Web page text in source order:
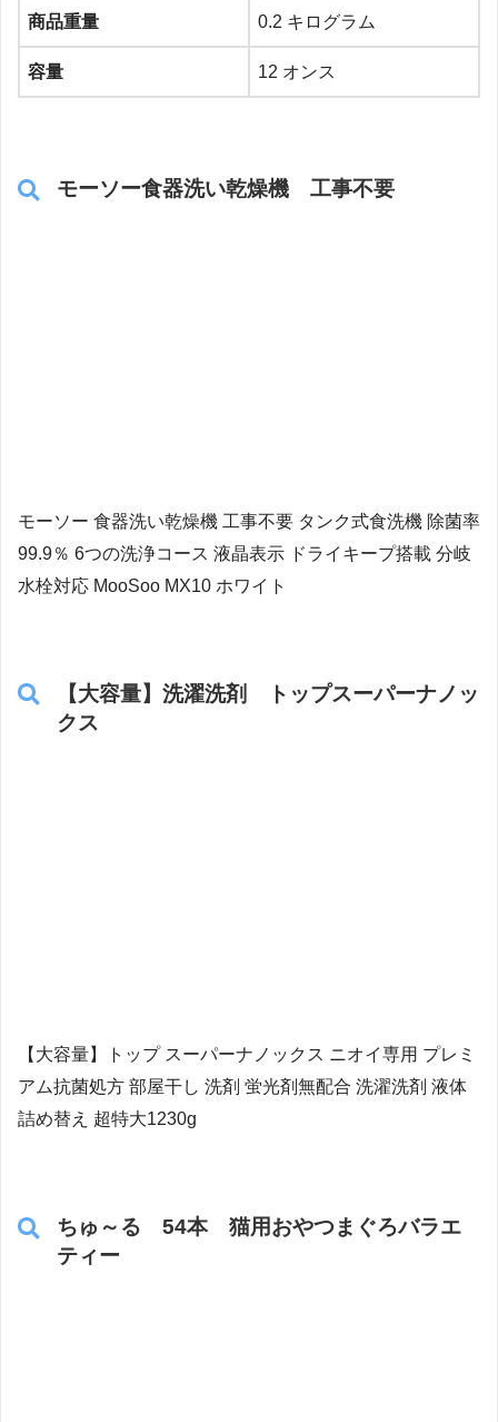
商品重量 0.2 キログラム
容量 12 オンス
モーソー食器洗い乾燥機 工事不要
モーソー 食器洗い乾燥機 工事不要 タンク式食洗機 除菌率
99.9％ 6つの洗浄コース 液晶表示 ドライキープ搭載 分岐
水栓対応 MooSoo MX10 ホワイト
【大容量】洗濯洗剤 トップスーパーナノッ
クス
【大容量】トップ スーパーナノックス ニオイ専用 プレミ
アム抗菌処方 部屋干し 洗剤 蛍光剤無配合 洗濯洗剤 液体
詰め替え 超特大1230g
ちゅ～る 54本 猫用おやつまぐろバラエ
ティー